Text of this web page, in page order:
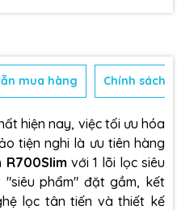
mua hàng Chính sách
hiện nay, việc tối ưu hóa
tiện nghi là ưu tiên hàng
R700Slim với 1 lõi lọc siêu
"siêu phẩm" đặt gầm, kết
lọc tân tiến và thiết kế